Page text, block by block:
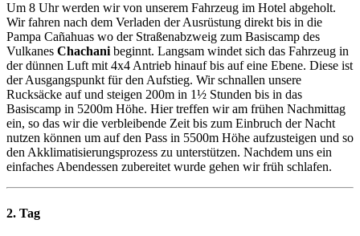
Um 8 Uhr werden wir von unserem Fahrzeug im Hotel abgeholt.
Wir fahren nach dem Verladen der Ausrüstung direkt bis in die
Pampa Cañahuas wo der Straßenabzweig zum Basiscamp des
Vulkanes Chachani beginnt. Langsam windet sich das Fahrzeug in
der dünnen Luft mit 4x4 Antrieb hinauf bis auf eine Ebene. Diese ist
der Ausgangspunkt für den Aufstieg. Wir schnallen unsere
Rucksäcke auf und steigen 200m in 1½ Stunden bis in das
Basiscamp in 5200m Höhe. Hier treffen wir am frühen Nachmittag
ein, so das wir die verbleibende Zeit bis zum Einbruch der Nacht
nutzen können um auf den Pass in 5500m Höhe aufzusteigen und so
den Akklimatisierungsprozess zu unterstützen. Nachdem uns ein
einfaches Abendessen zubereitet wurde gehen wir früh schlafen.
2. Tag